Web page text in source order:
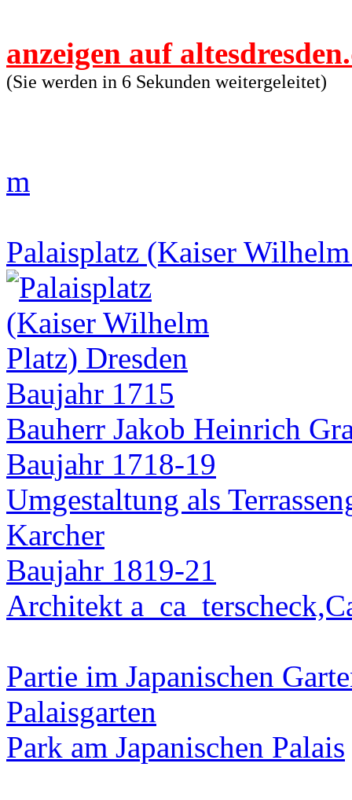
anzeigen auf
(Sie werden in 6 Sekunden weitergeleitet)
m
Palaisplatz (Kaiser
Baujahr 1715
Bauherr Jakob Heinrich
Baujahr 1718-19
Umgestaltung als
Karcher
Baujahr 1819-21
Architekt
Partie im Japanischen
Palaisgarten
Park am Japanischen Palais